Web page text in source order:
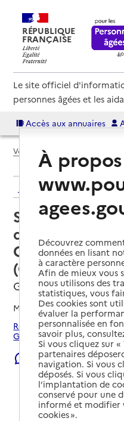
RÉPUBLIQUE
FRANÇAISE
Le site officiel
personnes âgées et les
Accès aux annuaires
Voir le fil d’Ariane
Retour aux résultats
Service de
domicile –
Communal
(CCAS)
Guéret, CREUSE
Mis à jour le22/07/2026
Rechercher les
Guéret.
Signaler une erreur
À
Découvrez
données en lisant
à caractère
Afin de mieux vous
nous utilisons des
statistiques, vous
Des cookies sont
évaluer la
personnalisée en
savoir plus,
Si vous cliquez sur
partenaires
navigation. Si vous
déposés. Si vous
l’implantation de
conservé pour une
informé et modifier
cookies ».